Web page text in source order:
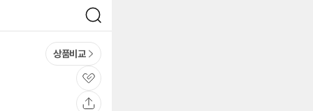
검
색
상품비교
관
심